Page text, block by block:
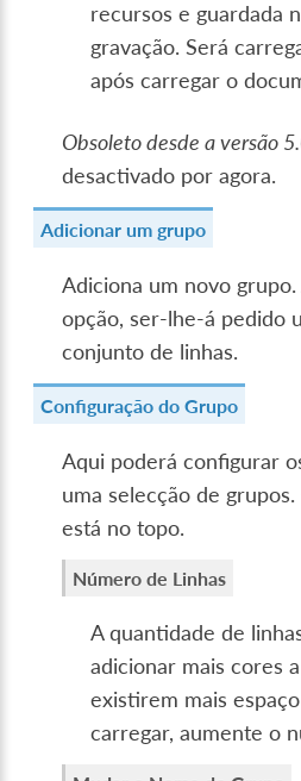
recursos e guardada
gravação. Será
após carregar o
Obsoleto desde a versão
desactivado por agora.
Adicionar um grupo
Adiciona um novo
opção, ser-lhe-á pedido
conjunto de linhas.
Configuração do Grupo
Aqui poderá configurar
uma selecção de
está no topo.
Número de Linhas
A quantidade de
adicionar mais cores
existirem mais
carregar, aumente o